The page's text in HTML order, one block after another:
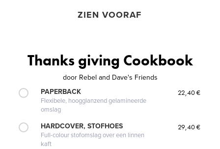
ZIEN VOORAF
Thanks giving Cookbook
door Rebel and Dave's Friends
PAPERBACK
Flexibele, hoogglanzend gelamineerde
omslag
22,40 €
HARDCOVER, STOFHOES
Full-colour stofomslag over een linnen
kaft
29,40 €